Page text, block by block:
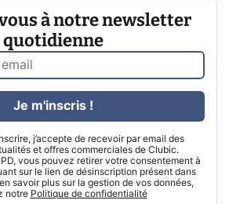
à notre newsletter
quotidienne
j’accepte de recevoir par email des
et offres commerciales de Clubic.
vous pouvez retirer votre consentement à
sur le lien de désinscription présent dans
savoir plus sur la gestion de vos données,
notre Politique de confidentialité
Je m'inscris !